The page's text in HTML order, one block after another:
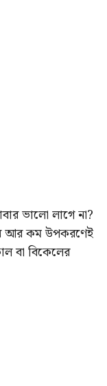
ভালো লাগে না?
আর কম উপকরণেই
বা বিকেলের